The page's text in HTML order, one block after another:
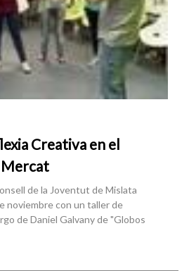
Creativa en el
de la Joventut de Mislata
noviembre con un taller de
de Daniel Galvany de "Globos